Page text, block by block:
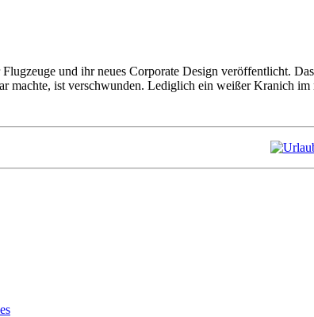
und ihr neues Corporate Design veröffentlicht.
machte, ist verschwunden. Lediglich ein weißer Kranich